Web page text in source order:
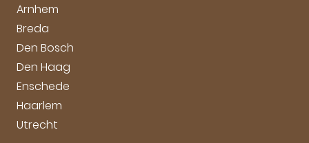
Arnhem
Breda
Den Bosch
Den Haag
Enschede
Haarlem
Utrecht